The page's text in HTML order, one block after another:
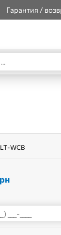
Гарантия /
LT-WCB